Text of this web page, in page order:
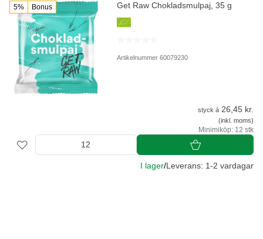
5% Bonus Get Raw Chokladsmulpaj, 35 g
Artikelnummer 60079230
styck á 26,45 kr.
(inkl. moms)
Minimiköp: 12 stk
I lager/Leverans: 1-2 vardagar